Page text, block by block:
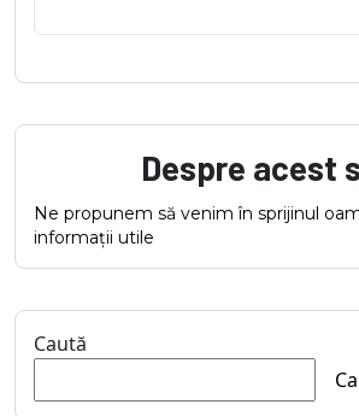
Despre acest
Ne propunem să venim în sprijinul
informații utile
Caută